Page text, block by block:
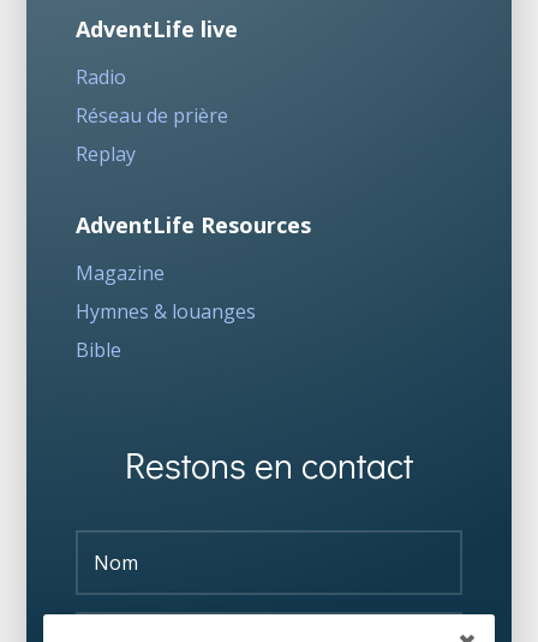
AdventLife live
Radio
Réseau de prière
Replay
AdventLife Resources
Magazine
Hymnes & louanges
Bible
Restons en contact